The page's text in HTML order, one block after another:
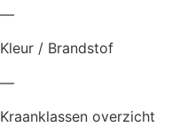
—
Kleur / Brandstof
—
Kraanklassen overzicht